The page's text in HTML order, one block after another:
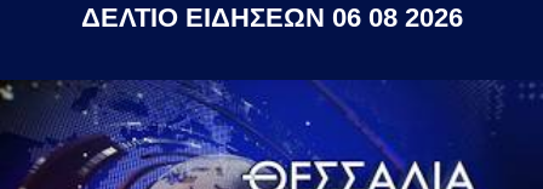
ΔΕΛΤΙΟ ΕΙΔΗΣΕΩΝ 06 08 2026